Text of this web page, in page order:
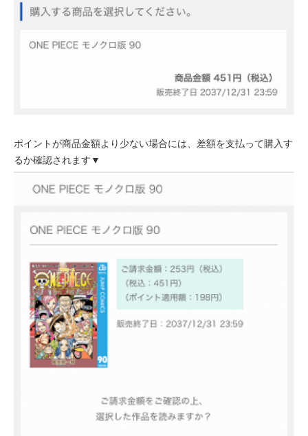
ポイントが商品金額より少ない場合には、差額を支払って購入す
るか確認されます▼